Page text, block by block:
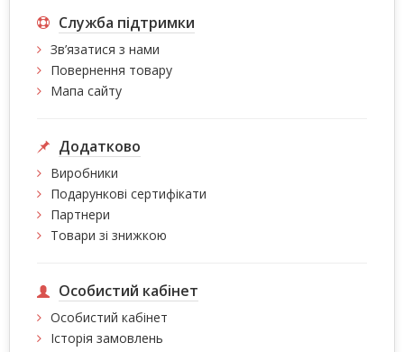
Служба підтримки
Зв’язатися з нами
Повернення товару
Мапа сайту
Додатково
Виробники
Подарункові сертифікати
Партнери
Товари зі знижкою
Особистий кабінет
Особистий кабінет
Історія замовлень